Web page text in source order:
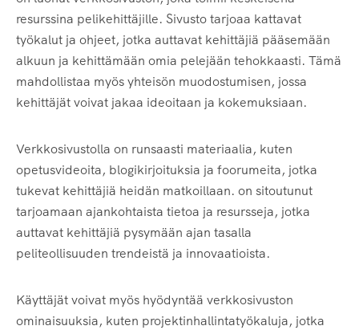
resurssina pelikehittäjille. Sivusto tarjoaa kattavat
työkalut ja ohjeet, jotka auttavat kehittäjiä pääsemään
alkuun ja kehittämään omia pelejään tehokkaasti. Tämä
mahdollistaa myös yhteisön muodostumisen, jossa
kehittäjät voivat jakaa ideoitaan ja kokemuksiaan.
Verkkosivustolla on runsaasti materiaalia, kuten
opetusvideoita, blogikirjoituksia ja foorumeita, jotka
tukevat kehittäjiä heidän matkoillaan. on sitoutunut
tarjoamaan ajankohtaista tietoa ja resursseja, jotka
auttavat kehittäjiä pysymään ajan tasalla
peliteollisuuden trendeistä ja innovaatioista.
Käyttäjät voivat myös hyödyntää verkkosivuston
ominaisuuksia, kuten projektinhallintatyökaluja, jotka